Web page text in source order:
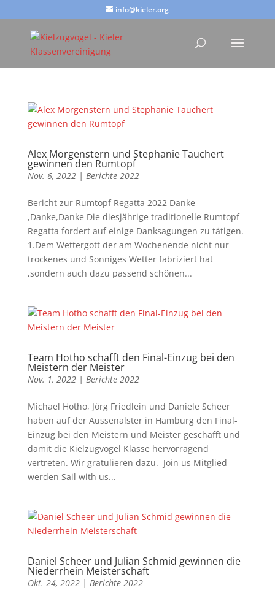
info@kieler.org
Alex Morgenstern und Stephanie Tauchert
gewinnen den Rumtopf
Nov. 6, 2022| Berichte 2022
Bericht zur Rumtopf Regatta 2022 Danke
,Danke,Danke Die diesjährige traditionelle Rumtopf
Regatta fordert auf einige Danksagungen zu tätigen.
1.Dem Wettergott der am Wochenende nicht nur
trockenes und Sonniges Wetter fabriziert hat
,sondern auch dazu passend schönen...
Team Hotho schafft den Final-Einzug bei den
Meistern der Meister
Nov. 1, 2022| Berichte 2022
Michael Hotho, Jörg Friedlein und Daniele Scheer
haben auf der Aussenalster in Hamburg den Final-
Einzug bei den Meistern und Meister geschafft und
damit die Kielzugvogel Klasse hervorragend
vertreten. Wir gratulieren dazu. Join us Mitglied
werden Sail with us...
Daniel Scheer und Julian Schmid gewinnen die
Niederrhein Meisterschaft
Okt. 24, 2022| Berichte 2022